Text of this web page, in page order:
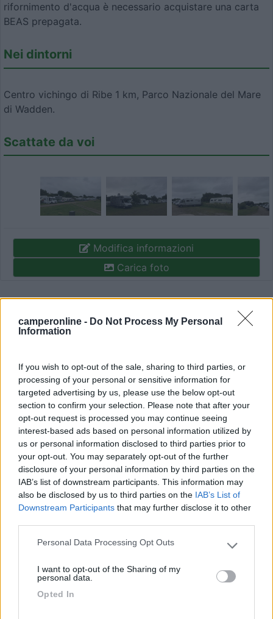
camperonline - Do Not Process My Personal
Information
If you wish to opt-out of the sale, sharing to third parties, or
processing of your personal or sensitive information for
targeted advertising by us, please use the below opt-out
section to confirm your selection. Please note that after your
opt-out request is processed you may continue seeing
interest-based ads based on personal information utilized by
us or personal information disclosed to third parties prior to
your opt-out. You may separately opt-out of the further
disclosure of your personal information by third parties on the
IAB’s list of downstream participants. This information may
also be disclosed by us to third parties on the IAB’s List of
Downstream Participants that may further disclose it to other
Please note that this website/app uses one or more Google
not limited to your visit or usage behaviour. You may click to
use your data for below specified purposes in below Google
Personal Data Processing Opt Outs
I want to opt-out of the Sharing of my
personal data.
Opted In
rifornimento d'acqua è necessario acquistare una carta
BEAS prepagata.
Nei dintorni
Centro vichingo di Ribe 1 km, Parco Nazionale del Mare
di Wadden.
Scattate da voi
Modifica informazioni
Carica foto
Commenta
Fai ilLoginper
Recensioni degli Utenti
Seleziona gli argomenti per leggere le recensioni:
Posizione (3) Prezzo (2) Servizi (2) Caratteristiche (1)
Mostra tutto
emiliano69 25/09/2019 11:00
Area su fondo erboso senza delimitazione di
piazzole, di fronte a un laghetto di pesca sportiva,
tranquilla e comoda per il centro (circa 20 minuti a